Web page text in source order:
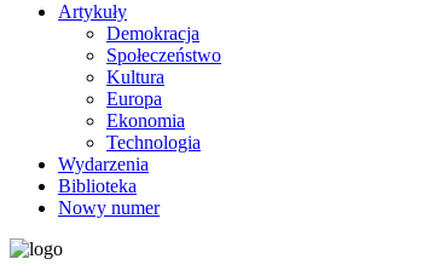
Artykuły
Demokracja
Społeczeństwo
Kultura
Europa
Ekonomia
Technologia
Wydarzenia
Biblioteka
Nowy numer